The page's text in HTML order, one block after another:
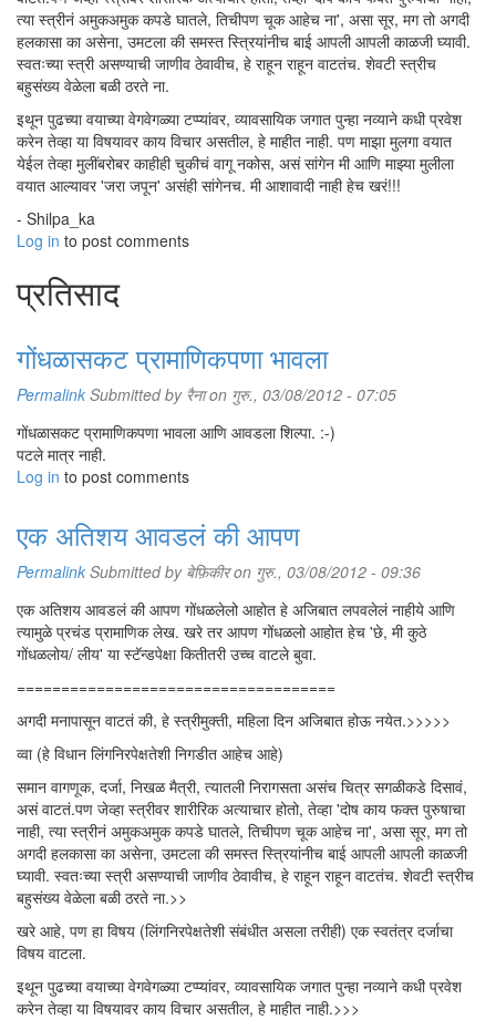
त्या स्त्रीनं अमुकअमुक कपडे घातले, तिचीपण चूक आहेच ना', असा सूर, मग तो अगदी
हलकासा का असेना, उमटला की समस्त स्त्रियांनीच बाई आपली आपली काळजी घ्यावी.
स्वतःच्या स्त्री असण्याची जाणीव ठेवावीच, हे राहून राहून वाटतंच. शेवटी स्त्रीच
बहुसंख्य वेळेला बळी ठरते ना.
इथून पुढच्या वयाच्या वेगवेगळ्या टप्प्यांवर, व्यावसायिक जगात पुन्हा नव्याने कधी प्रवेश
करेन तेव्हा या विषयावर काय विचार असतील, हे माहीत नाही. पण माझा मुलगा वयात
येईल तेव्हा मुलींबरोबर काहीही चुकीचं वागू नकोस, असं सांगेन मी आणि माझ्या मुलीला
वयात आल्यावर 'जरा जपून' असंही सांगेनच. मी आशावादी नाही हेच खरं!!!
- Shilpa_ka
Log in to post comments
प्रतिसाद
गोंधळासकट प्रामाणिकपणा भावला
Permalink Submitted by रैनाon गुरु., 03/08/2012 - 07:05
गोंधळासकट प्रामाणिकपणा भावला आणि आवडला शिल्पा. :-)
पटले मात्र नाही.
Log in to post comments
एक अतिशय आवडलं की आपण
Permalink Submitted by बेफ़िकीरon गुरु., 03/08/2012 - 09:36
एक अतिशय आवडलं की आपण गोंधळलेलो आहोत हे अजिबात लपवलेलं नाहीये आणि
त्यामुळे प्रचंड प्रामाणिक लेख. खरे तर आपण गोंधळलो आहोत हेच 'छे, मी कुठे
गोंधळलोय/ लीय' या स्टॅन्डपेक्षा कितीतरी उच्च वाटले बुवा.
====================================
अगदी मनापासून वाटतं की, हे स्त्रीमुक्ती, महिला दिन अजिबात होऊ नयेत.>>>>>
व्वा (हे विधान लिंगनिरपेक्षतेशी निगडीत आहेच आहे)
समान वागणूक, दर्जा, निखळ मैत्री, त्यातली निरागसता असंच चित्र सगळीकडे दिसावं,
असं वाटतं.पण जेव्हा स्त्रीवर शारीरिक अत्याचार होतो, तेव्हा 'दोष काय फक्त पुरुषाचा
नाही, त्या स्त्रीनं अमुकअमुक कपडे घातले, तिचीपण चूक आहेच ना', असा सूर, मग तो
अगदी हलकासा का असेना, उमटला की समस्त स्त्रियांनीच बाई आपली आपली काळजी
घ्यावी. स्वतःच्या स्त्री असण्याची जाणीव ठेवावीच, हे राहून राहून वाटतंच. शेवटी स्त्रीच
बहुसंख्य वेळेला बळी ठरते ना.>>
खरे आहे, पण हा विषय (लिंगनिरपेक्षतेशी संबंधीत असला तरीही) एक स्वतंत्र दर्जाचा
विषय वाटला.
इथून पुढच्या वयाच्या वेगवेगळ्या टप्प्यांवर, व्यावसायिक जगात पुन्हा नव्याने कधी प्रवेश
करेन तेव्हा या विषयावर काय विचार असतील, हे माहीत नाही.>>>